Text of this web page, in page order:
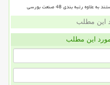
رتبه بندی 48 صنعت بورسی
این مطلب
این مطلب